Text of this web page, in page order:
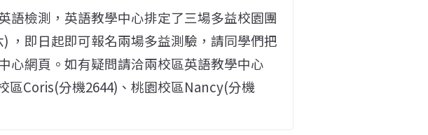
語檢測，英語教學中心排定了三場多益校園團
，即日起即可報名兩場多益測驗，請同學們把
心網頁。如有疑問請洽兩校區英語教學中心
區Coris(分機2644)、桃園校區Nancy(分機